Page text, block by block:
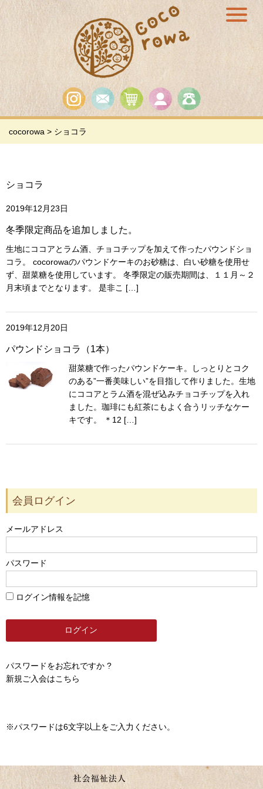
cocorowa > ショコラ
ショコラ
2019年12月23日
冬季限定商品を追加しました。
生地にココアとラム酒、チョコチップを加えて作ったパウンドショ
コラ。 cocorowaのパウンドケーキのお砂糖は、白い砂糖を使用せ
ず、甜菜糖を使用しています。 冬季限定の販売期間は、１１月～２
月末頃までとなります。 是非こ […]
2019年12月20日
パウンドショコラ（1本）
甜菜糖で作ったパウンドケーキ。しっとりとコク
のある”一番美味しい”を目指して作りました。生地
にココアとラム酒を混ぜ込みチョコチップを入れ
ました。珈琲にも紅茶にもよく合うリッチなケー
キです。 ＊12 […]
会員ログイン
メールアドレス
パスワード
ログイン情報を記憶
パスワードをお忘れですか ?
新規ご入会はこちら
※パスワードは6文字以上をご入力ください。